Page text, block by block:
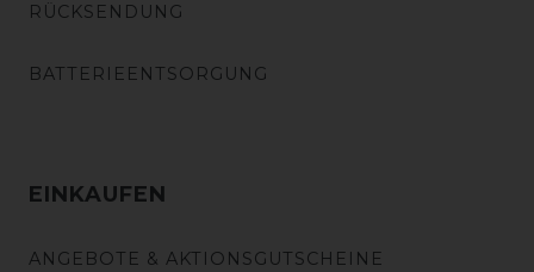
RÜCKSENDUNG
BATTERIEENTSORGUNG
EINKAUFEN
ANGEBOTE & AKTIONSGUTSCHEINE